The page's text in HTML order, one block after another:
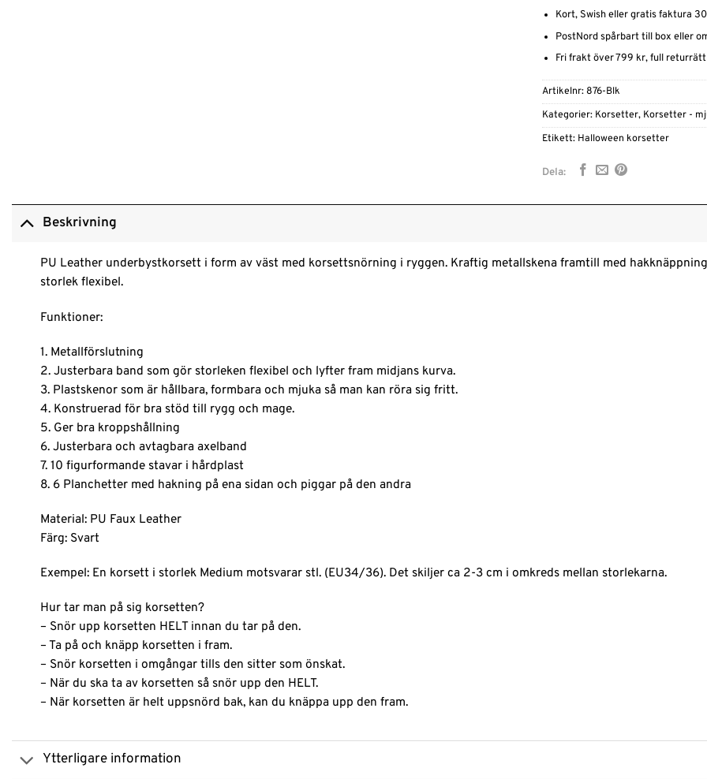
Kort, Swish eller gratis faktura
PostNord spårbart till box eller
Fri frakt över 799 kr, full
Artikelnr:876-Blk
Kategorier: Korsetter, Korsetter -
Etikett: Halloween korsetter
Dela:
Beskrivning
PU Leather underbystkorsett i form av väst med korsettsnörning i ryggen. Kraftig metallskena framtill med
storlek flexibel.
Funktioner:
1. Metallförslutning
2. Justerbara band som gör storleken flexibel och lyfter fram midjans kurva.
3. Plastskenor som är hållbara, formbara och mjuka så man kan röra sig fritt.
4. Konstruerad för bra stöd till rygg och mage.
5. Ger bra kroppshållning
6. Justerbara och avtagbara axelband
7. 10 figurformande stavar i hårdplast
8. 6 Planchetter med hakning på ena sidan och piggar på den andra
Material: PU Faux Leather
Färg: Svart
Exempel: En korsett i storlek Medium motsvarar stl. (EU34/36). Det skiljer ca 2-3 cm i omkreds mellan storlekarna.
Hur tar man på sig korsetten?
– Snör upp korsetten HELT innan du tar på den.
– Ta på och knäpp korsetten i fram.
– Snör korsetten i omgångar tills den sitter som önskat.
– När du ska ta av korsetten så snör upp den HELT.
– När korsetten är helt uppsnörd bak, kan du knäppa upp den fram.
Ytterligare information